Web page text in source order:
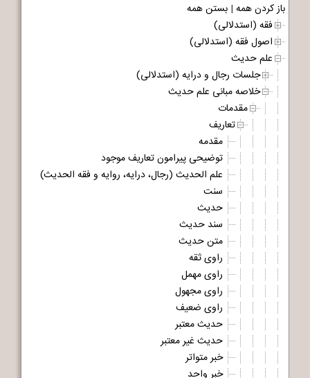
باز کردن همه | بستن همه
فقه (استدلالی)
اصول فقه (استدلالی)
علم حدیث
جلسات رجال و درایه (استدلالی)
خلاصه مبانی علم حدیث
مقدمات
تعاریف
مقدمه
توضیحی پیرامون تعاریف موجود
علم الحدیث (رجال، درایه، روایه و فقه الحدیث)
سنت
حدیث
سند حدیث
متن حدیث
راوی ثقه
راوی مهمل
راوی مجهول
راوی ضعیف
حدیث معتبر
حدیث غیر معتبر
خبر متواتر
خبر واحد